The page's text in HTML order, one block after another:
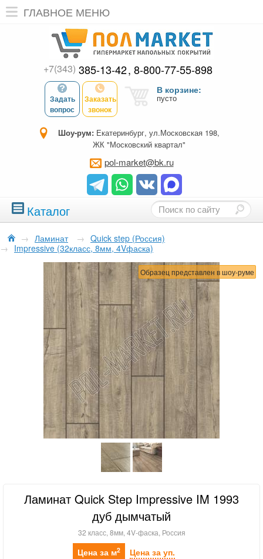
ГЛАВНОЕ МЕНЮ
+7(343) 385-13-42 8-800-77-55-898
Задать
вопрос
Заказать
звонок
В корзине:
пусто
Шоу-рум: Екатеринбург, ул.Московская 198,
ЖК "Московский квартал"
pol-market@bk.ru
Каталог
→ Ламинат → Quick step (Россия)
→ Impressive (32класс, 8мм, 4Vфаска)
Образец представлен в шоу-руме
Ламинат Quick Step Impressive IM 1993
дуб дымчатый
32 класс, 8мм, 4V-фаска, Россия
Цена за м2 Цена за уп.